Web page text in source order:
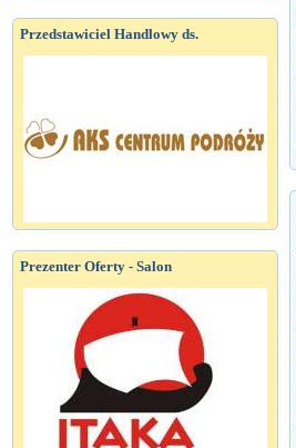
Przedstawiciel Handlowy ds.
Prezenter Oferty - Salon